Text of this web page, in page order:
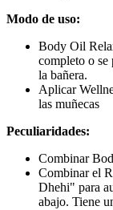
Modo de uso:
Body Oil
completo o se
la bañera.
Aplicar
las muñecas
Peculiaridades:
Combinar
Combinar el
Dhehi" para
abajo. Tiene